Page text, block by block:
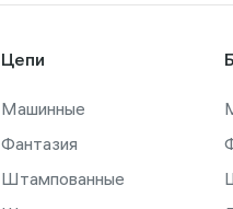
Цепи
Машинные
Фантазия
Штампованные